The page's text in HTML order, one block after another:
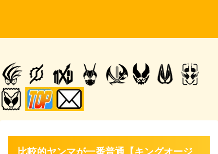
比較的ヤンマが一番普通【キングオージ